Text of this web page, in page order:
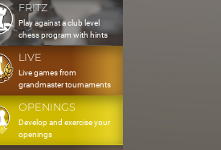
FRITZ
Play against a club level
chess program with hints
LIVE
Live games from
grandmaster tournaments
OPENINGS
Develop and exercise your
openings